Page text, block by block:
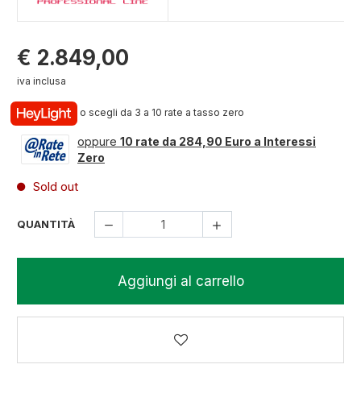
€ 2.849,00
iva inclusa
o scegli da 3 a 10 rate a tasso zero
oppure 10 rate da 284,90 Euro a Interessi
Zero
Sold out
QUANTITÀ
Aggiungi al carrello